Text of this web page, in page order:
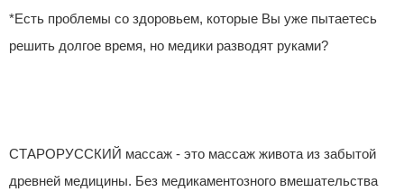
*Есть проблемы со здоровьем, которые Вы уже пытаетесь
решить долгое время, но медики разводят руками?
СТАРОРУССКИЙ массаж - это массаж живота из забытой
древней медицины. Без медикаментозного вмешательства